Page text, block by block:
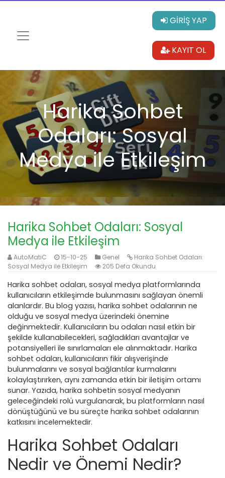
GİRİŞ YAP
KAYIT OL
Harika Sohbet
Odaları: Sosyal
Medya ile Etkileşim
Harika Sohbet Odaları: Sosyal
Medya ile Etkileşim
AutoMatiC 15-10-25 Genel
Harika Sohbet Odaları:
Sosyal Medya ile Etkileşim
205 Defa Okundu
Harika sohbet odaları, sosyal medya platformlarında
kullanıcıların etkileşimde bulunmasını sağlayan önemli
alanlardır. Bu blog yazısı, harika sohbet odalarının ne
olduğu ve sosyal medya üzerindeki önemine
değinmektedir. Kullanıcıların bu odaları nasıl etkin bir
şekilde kullanabilecekleri, sağladıkları avantajlar ve
potansiyelleri ile sınırlamaları ele alınmaktadır. Harika
sohbet odaları, kullanıcıların fikir alışverişinde
bulunmalarını ve sosyal bağlantılar kurmalarını
kolaylaştırırken, aynı zamanda etkin bir iletişim ortamı
sunar. Yazıda, harika sohbetin sosyal medyanın
geleceğindeki rolü vurgulanarak, bu platformların nasıl
dönüştüğünü ve bu süreçte harika sohbet odalarının
katkısını incelemektedir.
Harika Sohbet Odaları
Nedir ve Önemi Nedir?